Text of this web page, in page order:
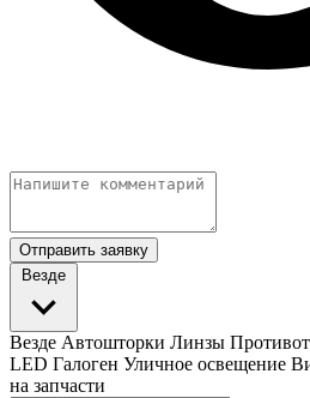
Отправить заявку
Везде
Везде Автошторки Линзы
LED Галоген Уличное освещение
на запчасти